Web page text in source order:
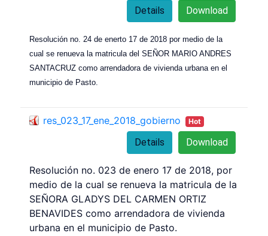
Download
Details
Resolución no. 24 de enerto 17 de 2018 por medio de la
cual se renueva la matricula del SEÑOR MARIO ANDRES
SANTACRUZ como arrendadora de vivienda urbana en el
municipio de Pasto.
res_023_17_ene_2018_gobierno Hot
Download
Details
Resolución no. 023 de enero 17 de 2018, por
medio de la cual se renueva la matricula de la
SEÑORA GLADYS DEL CARMEN ORTIZ
BENAVIDES como arrendadora de vivienda
urbana en el municipio de Pasto.